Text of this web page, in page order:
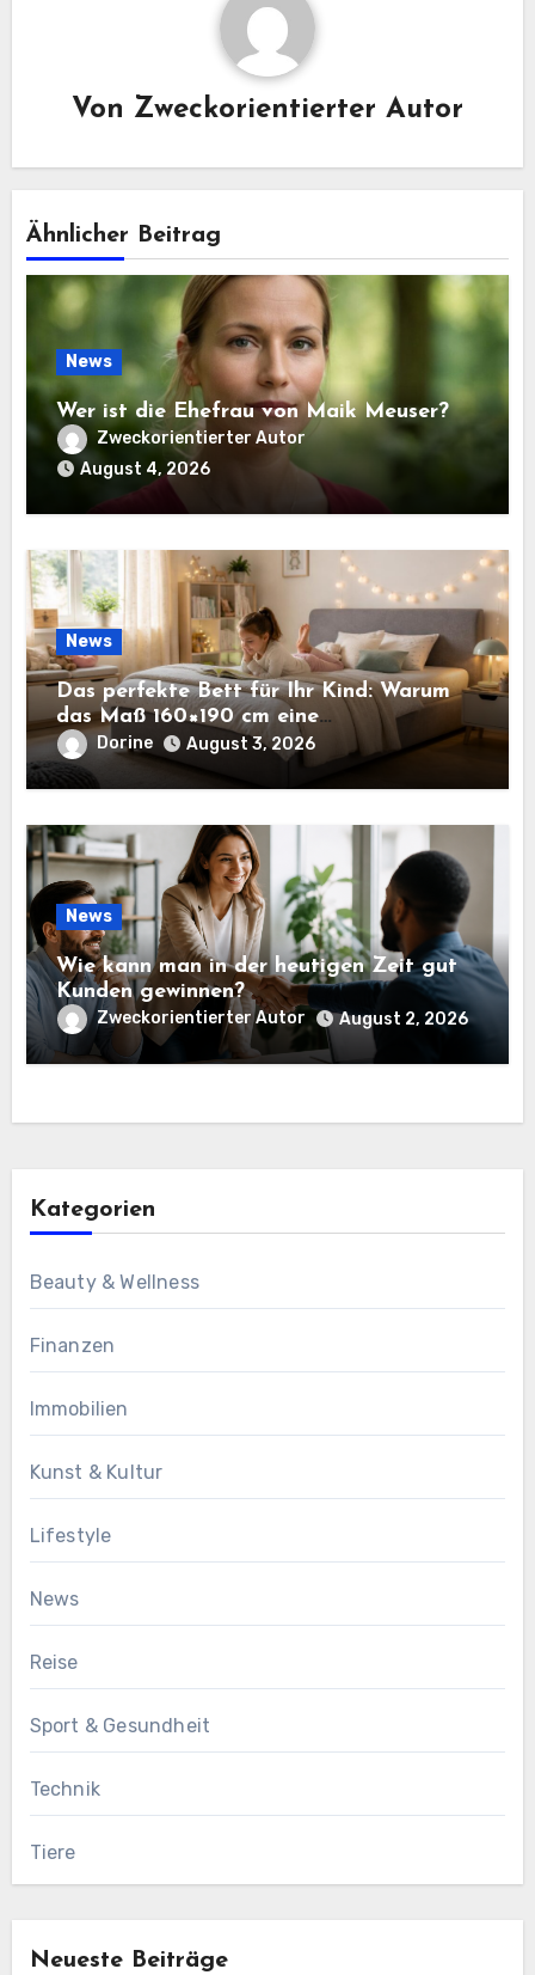
Von Zweckorientierter Autor
Ähnlicher Beitrag
News
Wer ist die Ehefrau von Maik Meuser?
Zweckorientierter Autor
August 4, 2026
News
Das perfekte Bett für Ihr Kind: Warum
das Maß 160×190 cm eine
ausgezeichnete Wahl ist
Dorine August 3, 2026
News
Wie kann man in der heutigen Zeit gut
Kunden gewinnen?
Zweckorientierter Autor August 2, 2026
Kategorien
Beauty & Wellness
Finanzen
Immobilien
Kunst & Kultur
Lifestyle
News
Reise
Sport & Gesundheit
Technik
Tiere
Neueste Beiträge